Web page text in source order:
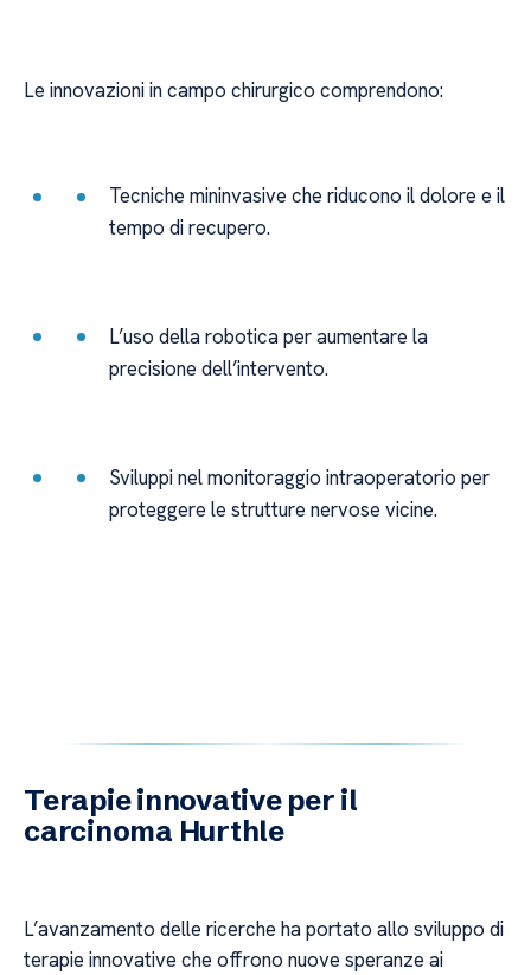
Le innovazioni in campo chirurgico comprendono:
Tecniche mininvasive che riducono il dolore e il
tempo di recupero.
L’uso della robotica per aumentare la
precisione dell’intervento.
Sviluppi nel monitoraggio intraoperatorio per
proteggere le strutture nervose vicine.
Terapie innovative per il
carcinoma Hurthle
L’avanzamento delle ricerche ha portato allo sviluppo di
terapie innovative che offrono nuove speranze ai